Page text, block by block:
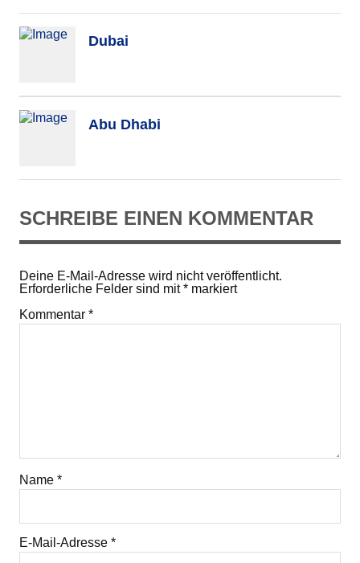
Dubai
Abu Dhabi
SCHREIBE EINEN KOMMENTAR
Deine E-Mail-Adresse wird nicht veröffentlicht.
Erforderliche Felder sind mit* markiert
Kommentar *
Name *
E-Mail-Adresse *